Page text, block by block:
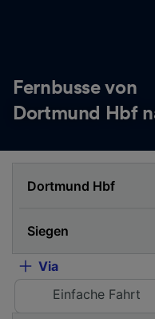
Fernbusse von
Dortmund Hbf
Via
Einfache Fahrt